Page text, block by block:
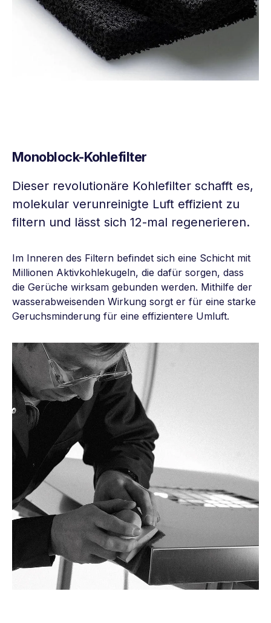
Monoblock-Kohlefilter
Dieser revolutionäre Kohlefilter schafft es,
molekular verunreinigte Luft effizient zu
filtern und lässt sich 12-mal regenerieren.
Im Inneren des Filtern befindet sich eine Schicht mit
Millionen Aktivkohlekugeln, die dafür sorgen, dass
die Gerüche wirksam gebunden werden. Mithilfe der
wasserabweisenden Wirkung sorgt er für eine starke
Geruchsminderung für eine effizientere Umluft.